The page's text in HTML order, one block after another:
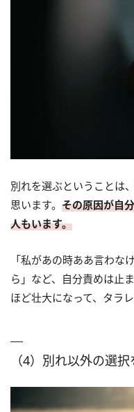
別れを選ぶということは
思います。 その原因が自
人もいます。
「私があの時ああ言わな
ら」など、自分責めは止
ほど壮大になって、タラ
（4）別れ以外の選